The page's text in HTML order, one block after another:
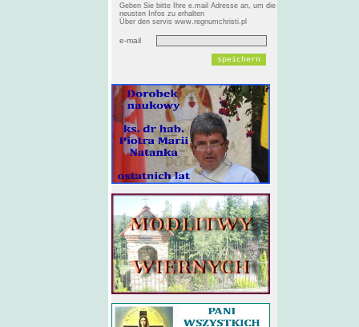
Geben Sie bitte Ihre e.mail Adresse an, um die
neusten Infos zu erhalten
Über den servis www.regnumchristi.pl
e-mail